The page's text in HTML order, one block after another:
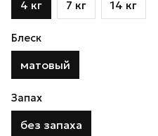
4 кг 7 кг 14 кг
Блеск
матовый
Запах
без запаха